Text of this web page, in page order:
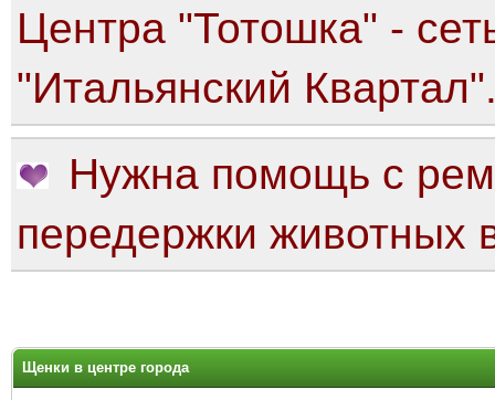
Центра "Тотошка" -
"Итальянский
Нужна помощь с
передержки животных
Щенки в центре города